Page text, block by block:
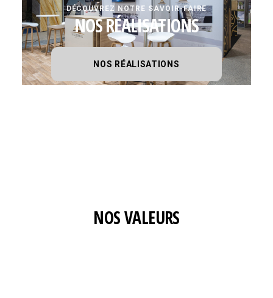
DÉCOUVREZ NOTRE SAVOIR-FAIRE
NOS RÉALISATIONS
NOS RÉALISATIONS
NOS VALEURS